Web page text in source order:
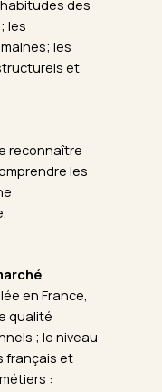
des
les
les
et
reconnaître
les
en France,
qualité
; le niveau
français et
: